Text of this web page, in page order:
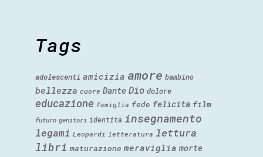
Tags
adolescenti amicizia amore bambino
bellezza cuore Dante Dio dolore
educazione famiglia fede felicità film
futuro genitori identità insegnamento
legami Leopardi letteratura lettura
libri maturazione meraviglia morte